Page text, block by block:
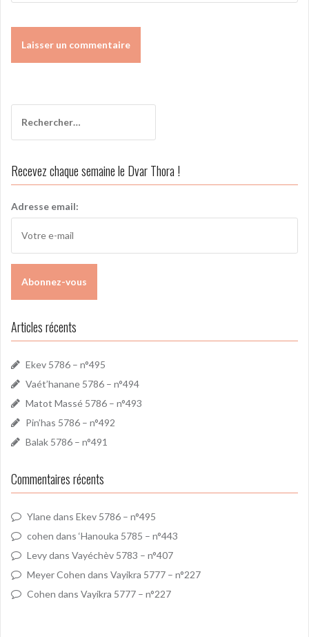
t
r
a
t
v
Recevez chaque semaine le Dvar Thora !
Adresse email:
Articles récents
Ekev 5786 – n°495
Vaét’hanane 5786 – n°494
Matot Massé 5786 – n°493
Pin’has 5786 – n°492
Balak 5786 – n°491
Commentaires récents
Ylanedans Ekev 5786 – n°495
cohen dans ‘Hanouka 5785 – n°443
Levydans Vayéchèv 5783 – n°407
Meyer Cohen dans Vayikra 5777 – n°227
Cohen dans Vayikra 5777 – n°227